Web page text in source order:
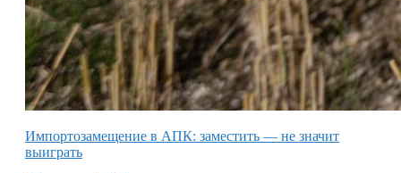
Импортозамещение в АПК: заместить — не значит
выиграть